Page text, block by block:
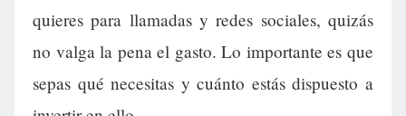
quieres para llamadas y redes sociales, quizás
no valga la pena el gasto. Lo importante es que
sepas qué necesitas y cuánto estás dispuesto a